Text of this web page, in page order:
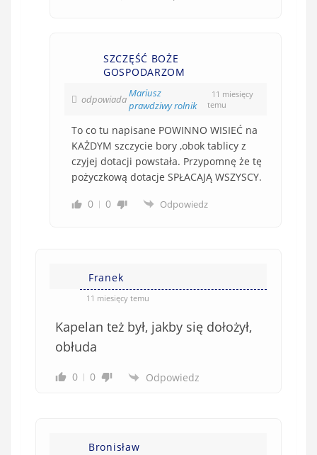
SZCZĘŚĆ BOŻE
GOSPODARZOM
odpowiadaMariusz
prawdziwy rolnik
11 miesięcy
temu
To co tu napisane POWINNO WISIEĆ na
KAŻDYM szczycie bory ,obok tablicy z
czyjej dotacji powstała. Przypomnę że tę
pożyczkową dotacje SPŁACAJĄ WSZYSCY.
0
0 Odpowiedz
Franek
11 miesięcy temu
Kapelan też był, jakby się dołożył,
obłuda
0 0 Odpowiedz
Bronisław